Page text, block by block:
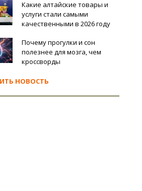
Какие алтайские товары и
услуги стали самыми
качественными в 2026 году
Почему прогулки и сон
полезнее для мозга, чем
кроссворды
НОВОСТЬ